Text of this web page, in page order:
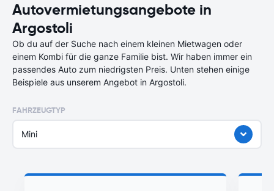
Autovermietungsangebote in
Argostoli
Ob du auf der Suche nach einem kleinen Mietwagen oder
einem Kombi für die ganze Familie bist. Wir haben immer ein
passendes Auto zum niedrigsten Preis. Unten stehen einige
Beispiele aus unserem Angebot in Argostoli.
FAHRZEUGTYP
Mini